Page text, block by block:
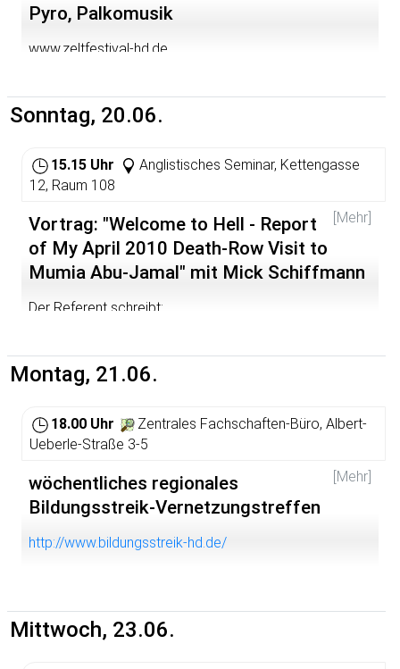
Pyro, Palkomusik
www.zeltfestival-hd.de
Sonntag, 20.06.
15.15 Uhr
Anglistisches Seminar, Kettengasse
12, Raum 108
[Mehr]
Vortrag: "Welcome to Hell - Report
of My April 2010 Death-Row Visit to
Mumia Abu-Jamal" mit Mick Schiffmann
Der Referent schreibt:
friend Anton Reiser, and I had the opportunity to visit the
probably most famous death row prisoner of the world,
as Anton's and my coast-to-coast trip through the U.S.
during which we learnt much about the Free Mumia- and
Montag, 21.06.
18.00 Uhr
Zentrales Fachschaften-Büro, Albert-
Ueberle-Straße 3-5
[Mehr]
wöchentliches regionales
Bildungsstreik-Vernetzungstreffen
http://www.bildungsstreik-hd.de/
Mittwoch, 23.06.